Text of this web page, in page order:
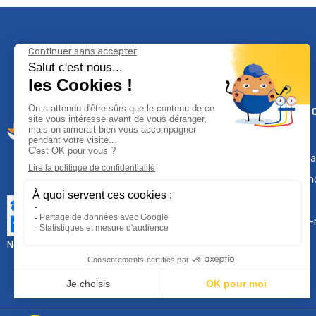
Nous contacter :
Mentions
Contactez-
Qui